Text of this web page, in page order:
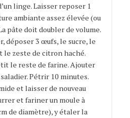
linge. Laisser reposer 1
ambiante assez élevée (ou
pâte doit doubler de volume.
déposer 3 œufs, le sucre, le
le zeste de citron haché.
le reste de farine. Ajouter
Pétrir 10 minutes.
et laisser de nouveau
et fariner un moule à
de diamètre), y étaler la